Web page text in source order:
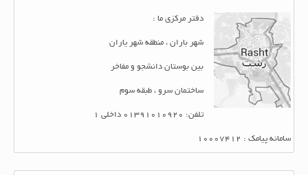
دفتر مرکزی ما :
شهر باران ، منطقه شهر یاران
بین بوستان دانشجو و مفاخر
ساختمان سرو ، طبقه سوم
تلفن: 01391010920 داخلی 1
سامانه پیامک : 10007412